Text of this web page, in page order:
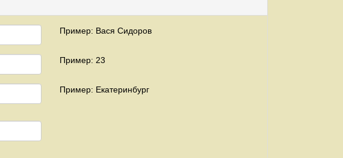
Пример: Вася Сидоров
Пример: 23
Пример: Екатеринбург